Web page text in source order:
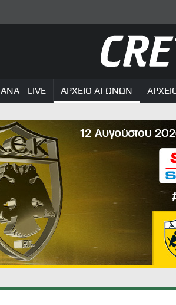
- LIVE ΑΡΧΕΙΟ ΑΓΩΝΩΝ